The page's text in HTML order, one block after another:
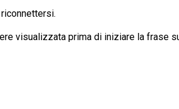
visualizzata prima di iniziare la frase